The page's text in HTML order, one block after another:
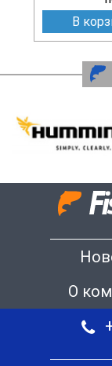
В
О